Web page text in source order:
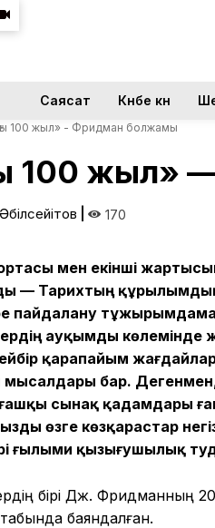
Саясат Күнбе күн
100 жыл» - Фридман болжамы
100 жыл»
170
мен екінші
— Тарихтың
пайдалану
ауқымды көлемінде
қарапайым
мысалдары бар.
сынақ қадамдары
өзге көзқарастар
ғылыми қызығушылық
бірі Дж.
баяндалған.